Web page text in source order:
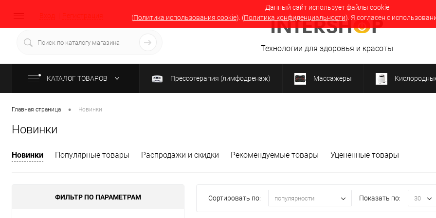
Данный сайт использует файлы cookie
(Политика использования cookie). (Политика конфиденциальности). Я согласен с
Вход Регистрация
Технологии для здоровья и красоты
КАТАЛОГ ТОВАРОВ Прессотерапия (лимфодренаж) Массажеры
Главная страница • Новинки
Новинки
Новинки Популярные товары Распродажи и скидки Рекомендуемые товары Уцененные товары
ФИЛЬТР ПО ПАРАМЕТРАМ Сортировать по: популярности Показать по: 30